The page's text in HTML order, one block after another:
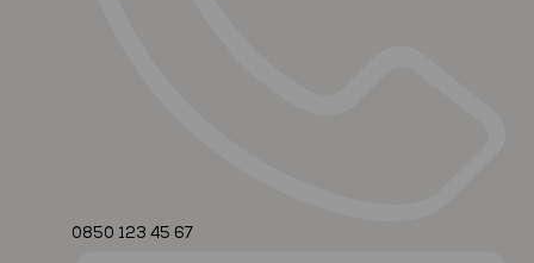
0850 123 45 67